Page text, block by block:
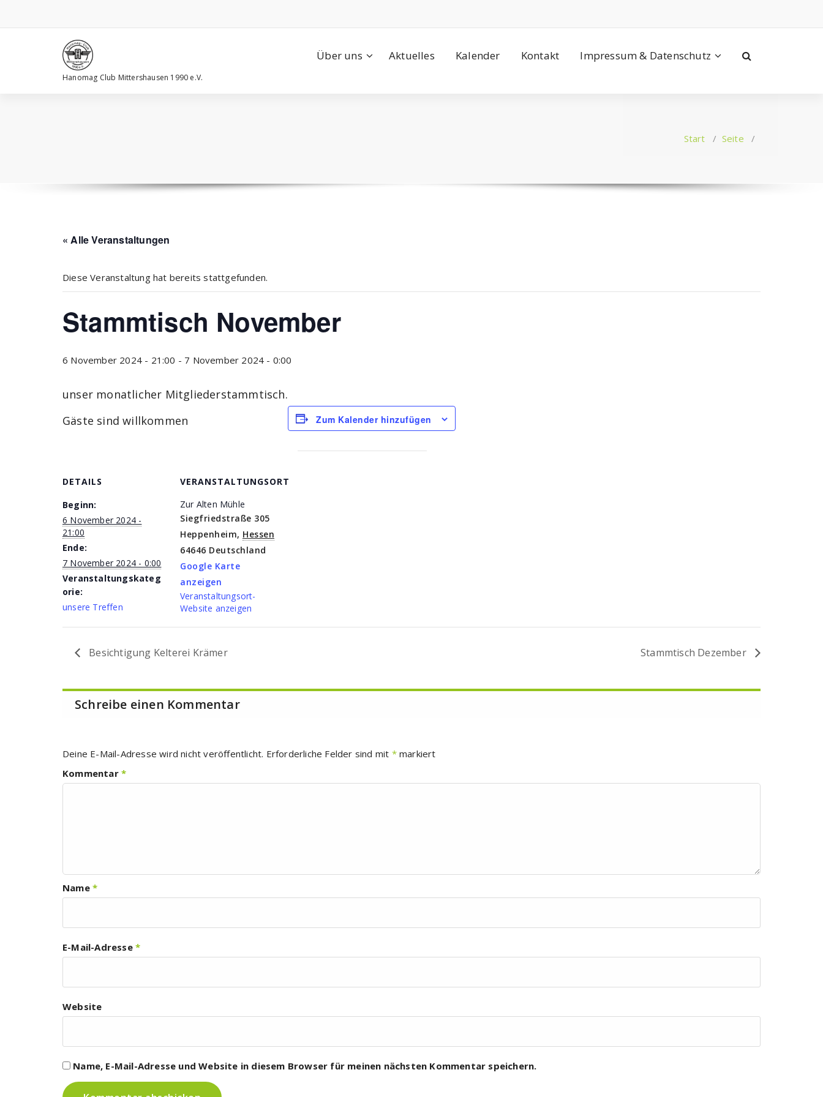
springen
Hanomag Club Mittershausen 1990 e.V.
Über uns Aktuelles Kalender Kontakt Impressum & Datenschutz
Start / Seite /
« Alle Veranstaltungen
Diese Veranstaltung hat bereits stattgefunden.
Stammtisch November
6 November 2024 - 21:00 - 7 November 2024 - 0:00
unser monatlicher Mitgliederstammtisch.
Gäste sind willkommen
Zum Kalender hinzufügen
DETAILS
Beginn:
6 November 2024 -
21:00
Ende:
7 November 2024 - 0:00
Veranstaltungskateg
orie:
unsere Treffen
VERANSTALTUNGSORT
Zur Alten Mühle
Siegfriedstraße 305
Heppenheim, Hessen
64646 Deutschland
Google Karte
anzeigen
Veranstaltungsort-
Website anzeigen
Besichtigung Kelterei Krämer Stammtisch Dezember
Schreibe einen Kommentar
Deine E-Mail-Adresse wird nicht veröffentlicht. Erforderliche Felder sind mit *markiert
Kommentar *
Name *
E-Mail-Adresse *
Website
Name, E-Mail-Adresse und Website in diesem Browser für meinen nächsten Kommentar speichern.